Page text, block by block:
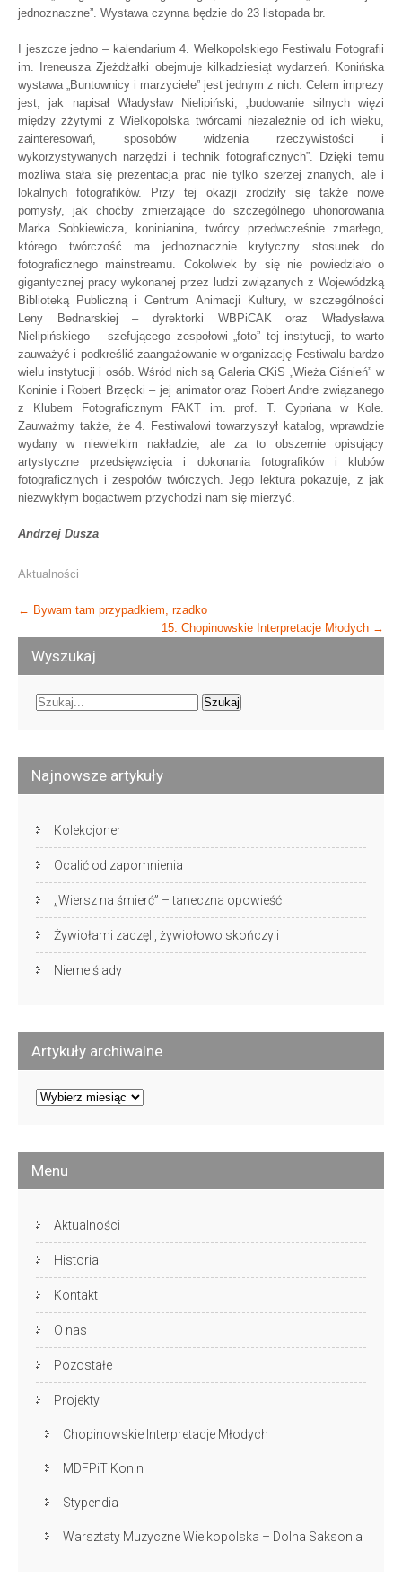
jednoznaczne”. Wystawa czynna będzie do 23 listopada br.
I jeszcze jedno – kalendarium 4. Wielkopolskiego Festiwalu Fotografii
im. Ireneusza Zjeżdżałki obejmuje kilkadziesiąt wydarzeń. Konińska
wystawa „Buntownicy i marzyciele” jest jednym z nich. Celem imprezy
jest, jak napisał Władysław Nielipiński, „budowanie silnych więzi
między zżytymi z Wielkopolska twórcami niezależnie od ich wieku,
zainteresowań, sposobów widzenia rzeczywistości i
wykorzystywanych narzędzi i technik fotograficznych”. Dzięki temu
możliwa stała się prezentacja prac nie tylko szerzej znanych, ale i
lokalnych fotografików. Przy tej okazji zrodziły się także nowe
pomysły, jak choćby zmierzające do szczególnego uhonorowania
Marka Sobkiewicza, koninianina, twórcy przedwcześnie zmarłego,
którego twórczość ma jednoznacznie krytyczny stosunek do
fotograficznego mainstreamu. Cokolwiek by się nie powiedziało o
gigantycznej pracy wykonanej przez ludzi związanych z Wojewódzką
Biblioteką Publiczną i Centrum Animacji Kultury, w szczególności
Leny Bednarskiej – dyrektorki WBPiCAK oraz Władysława
Nielipińskiego – szefującego zespołowi „foto” tej instytucji, to warto
zauważyć i podkreślić zaangażowanie w organizację Festiwalu bardzo
wielu instytucji i osób. Wśród nich są Galeria CKiS „Wieża Ciśnień” w
Koninie i Robert Brzęcki – jej animator oraz Robert Andre związanego
z Klubem Fotograficznym FAKT im. prof. T. Cypriana w Kole.
Zauważmy także, że 4. Festiwalowi towarzyszył katalog, wprawdzie
wydany w niewielkim nakładzie, ale za to obszernie opisujący
artystyczne przedsięwzięcia i dokonania fotografików i klubów
fotograficznych i zespołów twórczych. Jego lektura pokazuje, z jak
niezwykłym bogactwem przychodzi nam się mierzyć.
Andrzej Dusza
Aktualności
Post
navigation
← Bywam tam przypadkiem, rzadko
15. Chopinowskie Interpretacje Młodych →
Wyszukaj
Najnowsze artykuły
Kolekcjoner
Ocalić od zapomnienia
„Wiersz na śmierć” – taneczna opowieść
Żywiołami zaczęli, żywiołowo skończyli
Nieme ślady
Artykuły archiwalne
Artykuły
Menu
Aktualności
Historia
Kontakt
O nas
Pozostałe
Projekty
Chopinowskie Interpretacje Młodych
MDFPiT Konin
Stypendia
Warsztaty Muzyczne Wielkopolska – Dolna Saksonia